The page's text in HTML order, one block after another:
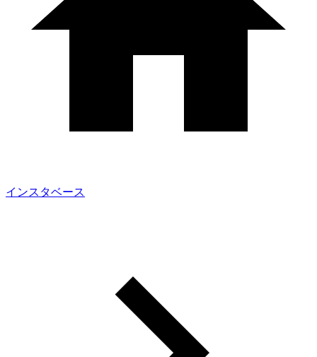
インスタベース